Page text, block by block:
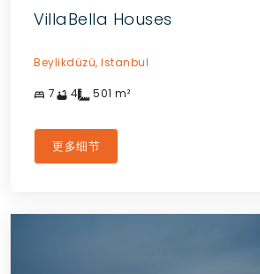
VillaBella Houses
Beylikdüzü, Istanbul
7 4 501 m²
更多细节